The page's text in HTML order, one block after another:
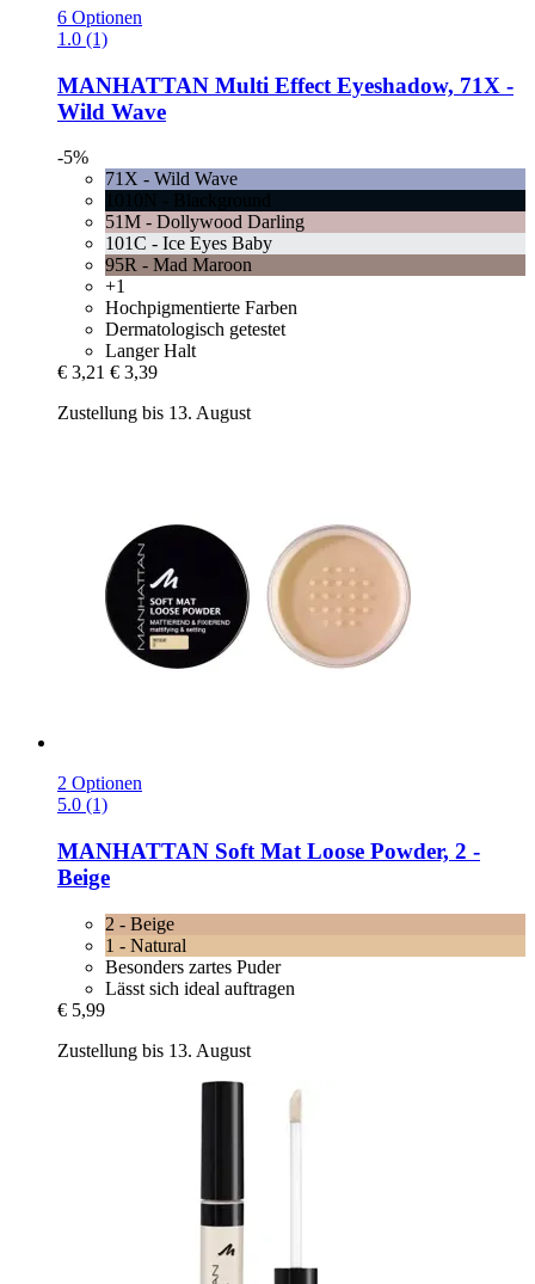
6 Optionen
1.0 (1)
MANHATTAN Multi Effect Eyeshadow, 71X -​
Wild Wave
-5%
71X - Wild Wave
51M - Dollywood Darling
101C - Ice Eyes Baby
95R - Mad Maroon
+1
Hochpigmentierte Farben
Dermatologisch getestet
Langer Halt
€ 3,21 € 3,39
Zustellung bis 13. August
2 Optionen
5.0 (1)
MANHATTAN Soft Mat Loose Powder, 2 -​
Beige
2 - Beige
1 - Natural
Besonders zartes Puder
Lässt sich ideal auftragen
€ 5,99
Zustellung bis 13. August